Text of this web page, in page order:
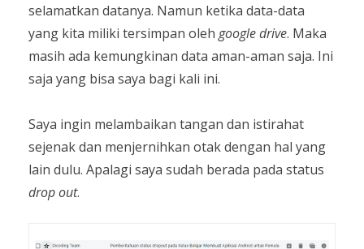
selamatkan datanya. Namun ketika data-data
yang kita miliki tersimpan oleh google drive. Maka
masih ada kemungkinan data aman-aman saja. Ini
saja yang bisa saya bagi kali ini.
Saya ingin melambaikan tangan dan istirahat
sejenak dan menjernihkan otak dengan hal yang
lain dulu. Apalagi saya sudah berada pada status
drop out.